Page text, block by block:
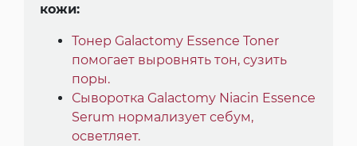
кожи:
Тонер Galactomy Essence Toner
помогает выровнять тон, сузить
поры.
Сыворотка Galactomy Niacin Essence
Serum нормализует себум,
осветляет.